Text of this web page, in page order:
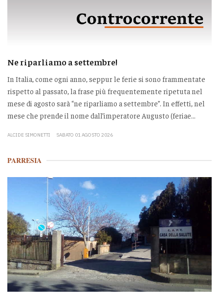
Ne riparliamo a settembre!
In Italia, come ogni anno, seppur le ferie si sono frammentate
rispetto al passato, la frase più frequentemente ripetuta nel
mese di agosto sarà “ne riparliamo a settembre”. In effetti, nel
mese che prende il nome dall’imperatore Augusto (feriae...
ALCIDE SIMONETTI SABATO 01 AGOSTO 2026
PARRESIA